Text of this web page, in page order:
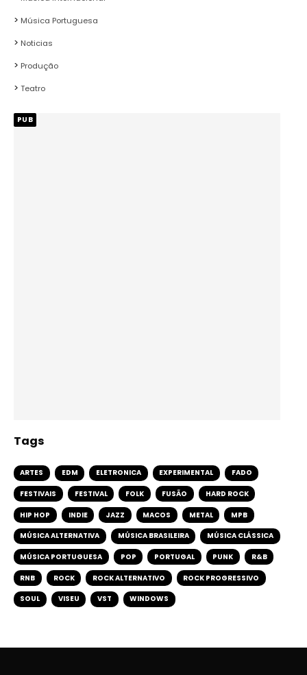
Música Portuguesa
Noticias
Produção
Teatro
PUB
Tags
ARTES EDM ELETRONICA EXPERIMENTAL FADO
FESTIVAIS FESTIVAL FOLK FUSÃO HARD ROCK
HIP HOP INDIE JAZZ MACOS METAL MPB
MÚSICA ALTERNATIVA MÚSICA BRASILEIRA MÚSICA CLÁSSICA
MÚSICA PORTUGUESA POP PORTUGAL PUNK R&B
RNB ROCK ROCK ALTERNATIVO ROCK PROGRESSIVO
SOUL VISEU VST WINDOWS